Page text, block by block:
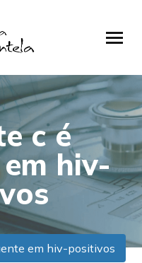
c é
hiv-
em hiv-positivos